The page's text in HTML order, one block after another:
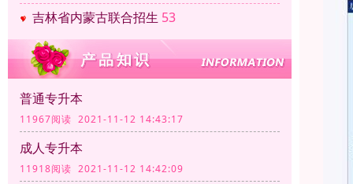
吉林省内蒙古联合招生 53
普通专升本
11967阅读 2021-11-12 14:43:17
成人专升本
11918阅读 2021-11-12 14:42:09